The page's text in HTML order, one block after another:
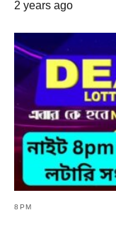
2 years ago
8PM